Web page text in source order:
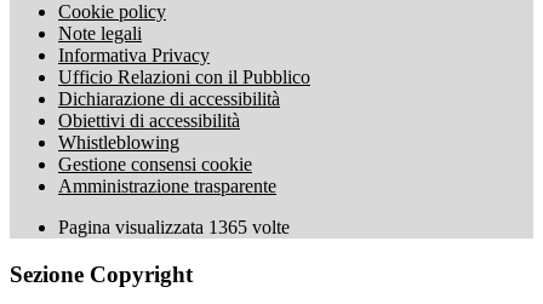
Cookie policy
Note legali
Informativa Privacy
Ufficio Relazioni con il Pubblico
Dichiarazione di accessibilità
Obiettivi di accessibilità
Whistleblowing
Gestione consensi cookie
Amministrazione trasparente
Pagina visualizzata 1365 volte
Sezione Copyright